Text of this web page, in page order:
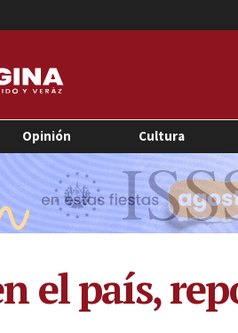
Opinión Cultura
el país,